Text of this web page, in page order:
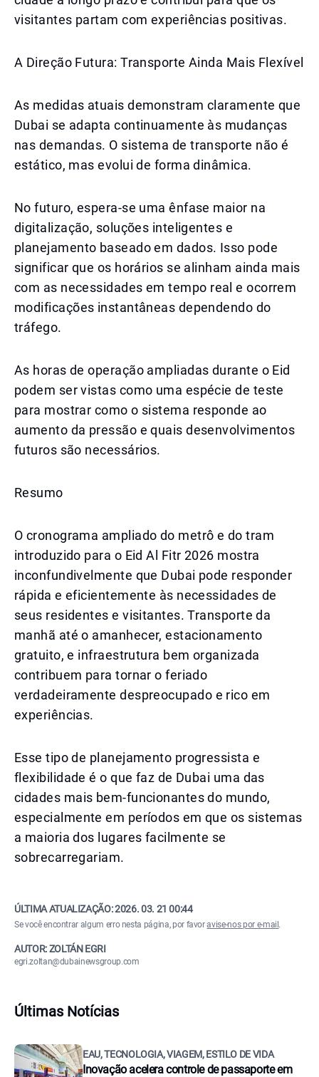
visitantes partam com experiências positivas.
A Direção Futura: Transporte Ainda Mais Flexível
As medidas atuais demonstram claramente que
Dubai se adapta continuamente às mudanças
nas demandas. O sistema de transporte não é
estático, mas evolui de forma dinâmica.
No futuro, espera-se uma ênfase maior na
digitalização, soluções inteligentes e
planejamento baseado em dados. Isso pode
significar que os horários se alinham ainda mais
com as necessidades em tempo real e ocorrem
modificações instantâneas dependendo do
tráfego.
As horas de operação ampliadas durante o Eid
podem ser vistas como uma espécie de teste
para mostrar como o sistema responde ao
aumento da pressão e quais desenvolvimentos
futuros são necessários.
Resumo
O cronograma ampliado do metrô e do tram
introduzido para o Eid Al Fitr 2026 mostra
inconfundivelmente que Dubai pode responder
rápida e eficientemente às necessidades de
seus residentes e visitantes. Transporte da
manhã até o amanhecer, estacionamento
gratuito, e infraestrutura bem organizada
contribuem para tornar o feriado
verdadeiramente despreocupado e rico em
experiências.
Esse tipo de planejamento progressista e
flexibilidade é o que faz de Dubai uma das
cidades mais bem-funcionantes do mundo,
especialmente em períodos em que os sistemas
a maioria dos lugares facilmente se
sobrecarregariam.
ÚLTIMA ATUALIZAÇÃO:2026. 03. 21 00:44
Se você encontrar algum erro nesta página, por favoravise-nos por e-mail .
AUTOR: ZOLTÁN EGRI
egri.zoltan@dubainewsgroup.com
Últimas Notícias
EAU, TECNOLOGIA, VIAGEM, ESTILO DE VIDA
Inovação acelera controle de passaporte em